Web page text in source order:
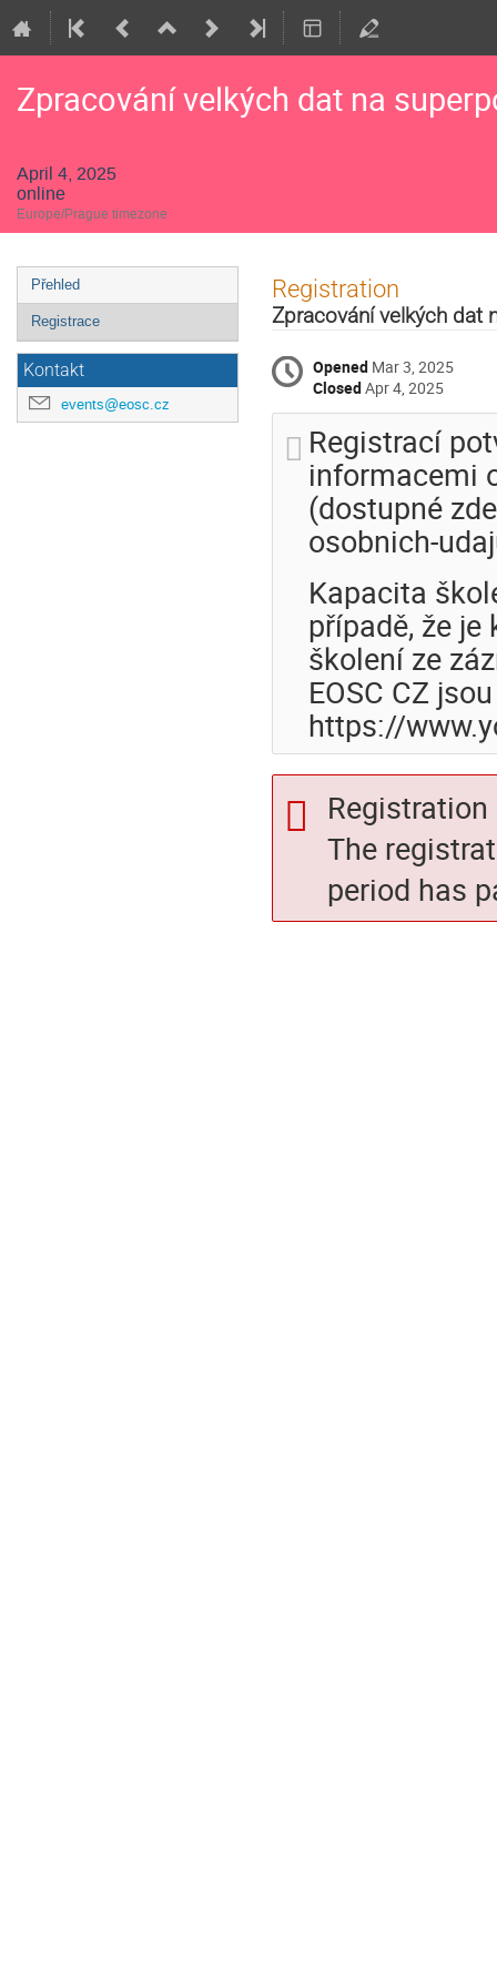
Zpracování velkých dat na
April 4, 2025
online
Europe/Prague timezone
Event
menu
Přehled
Registrace
Kontakt
events@eosc.cz
Registration
Zpracování velkých dat
Opened Mar 3, 2025
ClosedApr 4, 2025
Registrací
informacemi
(dostupné
osobnich-
Kapacita
případě, že
školení ze
EOSC CZ
https://
The
period has